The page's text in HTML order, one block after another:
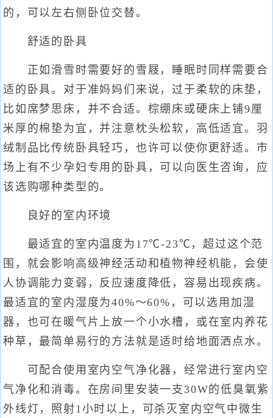
的，可以左右侧卧位交替。
舒适的卧具
正如滑雪时需要好的雪屐，睡眠时同样需要合
适的卧具。对于准妈妈们来说，过于柔软的床垫，
比如席梦思床，并不合适。棕绷床或硬床上铺9厘
米厚的棉垫为宜，并注意枕头松软，高低适宜。羽
绒制品比传统卧具轻巧，也许可以使你更舒适。市
场上有不少孕妇专用的卧具，可以向医生咨询，应
该选购哪种类型的。
良好的室内环境
最适宜的室内温度为17℃-23℃，超过这个范
围，就会影响高级神经活动和植物神经机能，会使
人协调能力变弱，反应速度降低，容易出现疾病。
最适宜的室内湿度为40%～60%，可以选用加湿
器，也可在暖气片上放一个小水槽，或在室内养花
种草，最简单易行的方法就是适时给地面洒点水。
可配合使用室内空气净化器，经常进行室内空
气净化和消毒。在房间里安装一支30W的低臭氧紫
外线灯，照射1小时以上，可杀灭室内空气中微生